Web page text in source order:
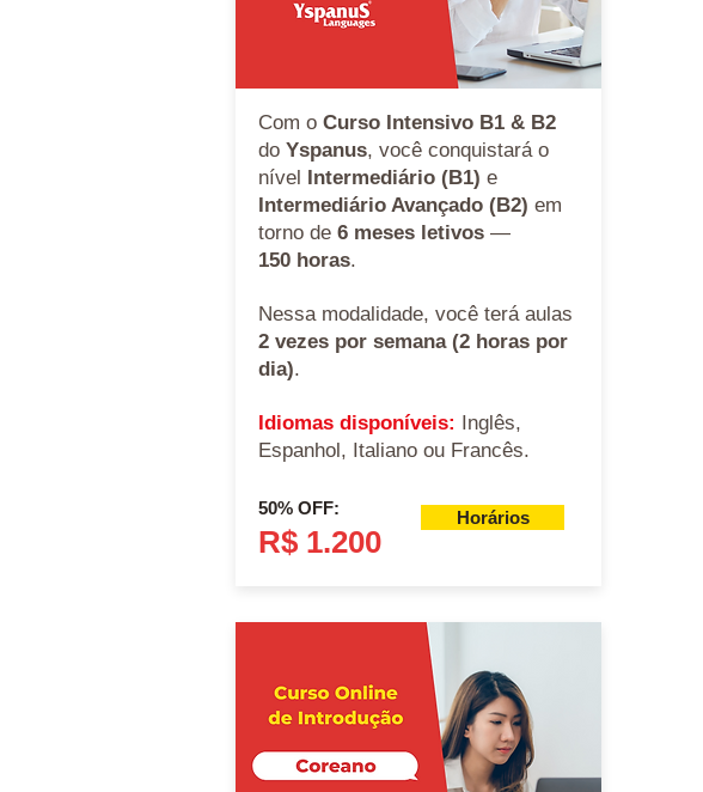
Com o Curso Intensivo B1 & B2
do Yspanus, você conquistará o
nível Intermediário (B1) e
Intermediário Avançado (B2) em
torno de 6 meses letivos —
150 horas.
Nessa modalidade, você terá aulas
2 vezes por semana (2 horas por
dia).
Idiomas disponíveis: Inglês,
Espanhol, Italiano ou Francês.
50% OFF:
R$ 1.200
Horários